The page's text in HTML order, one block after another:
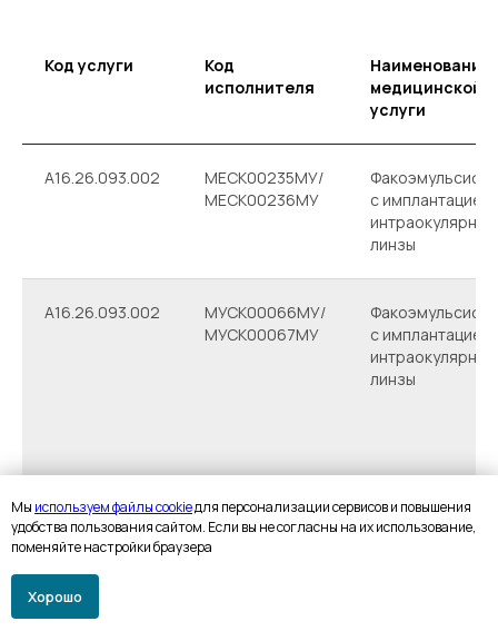
Код услуги
Код
исполнителя
Наименование
медицинской
услуги
A16.26.093.002
МЕСК00235МУ/
МЕСК00236МУ
с имплантацией
интраокулярной
линзы
A16.26.093.002
МУСК00066МУ/
МУСК00067МУ
с имплантацией
интраокулярной
линзы
A16.26.093.002
МЕСК00064МУ/
МЕСК00065МУ
операции
Мы используем файлы cookieдля персонализации сервисов и повышения
удобства пользования сайтом. Если вы не согласны на их использование,
поменяйте настройки браузера
Хорошо